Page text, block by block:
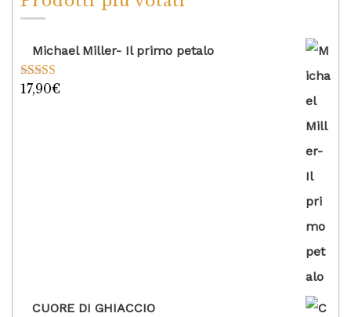
Michael Miller- Il primo petalo
Valutato
17,90€
CUORE DI GHIACCIO